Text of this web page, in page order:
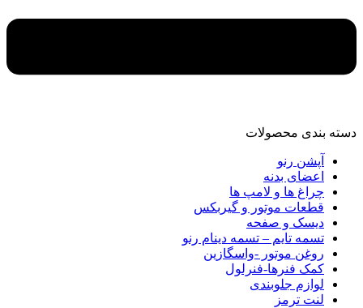
دسته‌ بندی محصولات
آپشن رنو
اعضای بدنه
چراغ ها و لامپ ها
قطعات موتور و گیربکس
دیسک و صفحه
تسمه تایم – تسمه دینام رنو
روغن موتور -واسگازین
کمک فنرها-فنرلول
لوازم جلوبندی
لنت ترمز